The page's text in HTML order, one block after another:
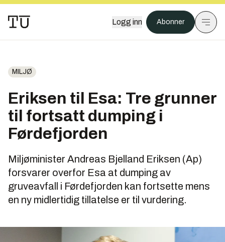
Logg inn Abonner
MILJØ
Eriksen til Esa: Tre grunner
til fortsatt dumping i
Førdefjorden
Miljøminister Andreas Bjelland Eriksen (Ap)
forsvarer overfor Esa at dumping av
gruveavfall i Førdefjorden kan fortsette mens
en ny midlertidig tillatelse er til vurdering.